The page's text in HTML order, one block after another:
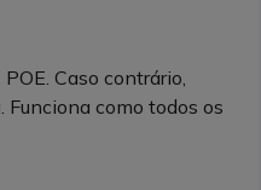
Caso contrário,
Funciona como todos os